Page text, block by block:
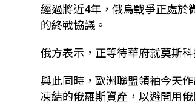
經過將近4年，俄烏戰爭正處於
的終戰協議。
俄方表示，正等待華府就莫斯
與此同時，歐洲聯盟領袖今天
凍結的俄羅斯資產，以避開用